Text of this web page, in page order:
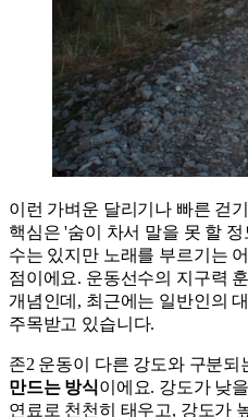
이런 가벼운 달리기나 빠른 걷
핵심은 '숨이 차서 말을 못 할
수는 있지만 노래를 부르기는
점이에요. 운동선수의 지구력
개념인데, 최근에는 일반인의
주목받고 있습니다.
존2 운동이 다른 강도와 구분되
만드는 방식이에요. 강도가 낮
연료로 천천히 태우고, 강도가